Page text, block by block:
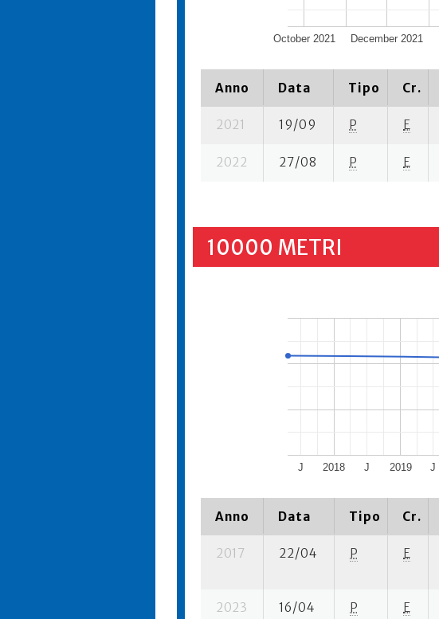
October 2021 December 2021
Anno Data Tipo Cr.
2021 19/09 P E
2022 27/08 P E
10000 METRI
2018 2019
J J J
Anno Data Tipo Cr.
2017 22/04 P E
2023 16/04 P E